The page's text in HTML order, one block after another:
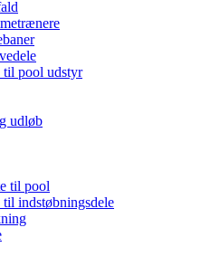
til pool udstyr
udløb
til pool
til indstøbningsdele